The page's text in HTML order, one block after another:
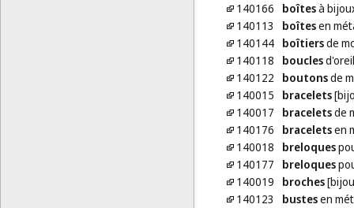
140166
boîtesà
140113
boîtesen
140144 boîtiersde
140118
boucles
140122
boutonsde
140015
bracelets
140017
braceletsde
140176
braceletsen
140018
breloques
140177
breloques
140019
broches
140123
bustesen